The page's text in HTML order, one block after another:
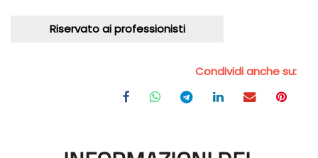
Riservato ai professionisti
Condividi anche su: